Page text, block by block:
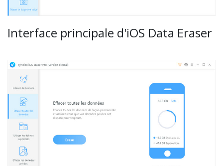
Interface principale d'iOS Data Eraser